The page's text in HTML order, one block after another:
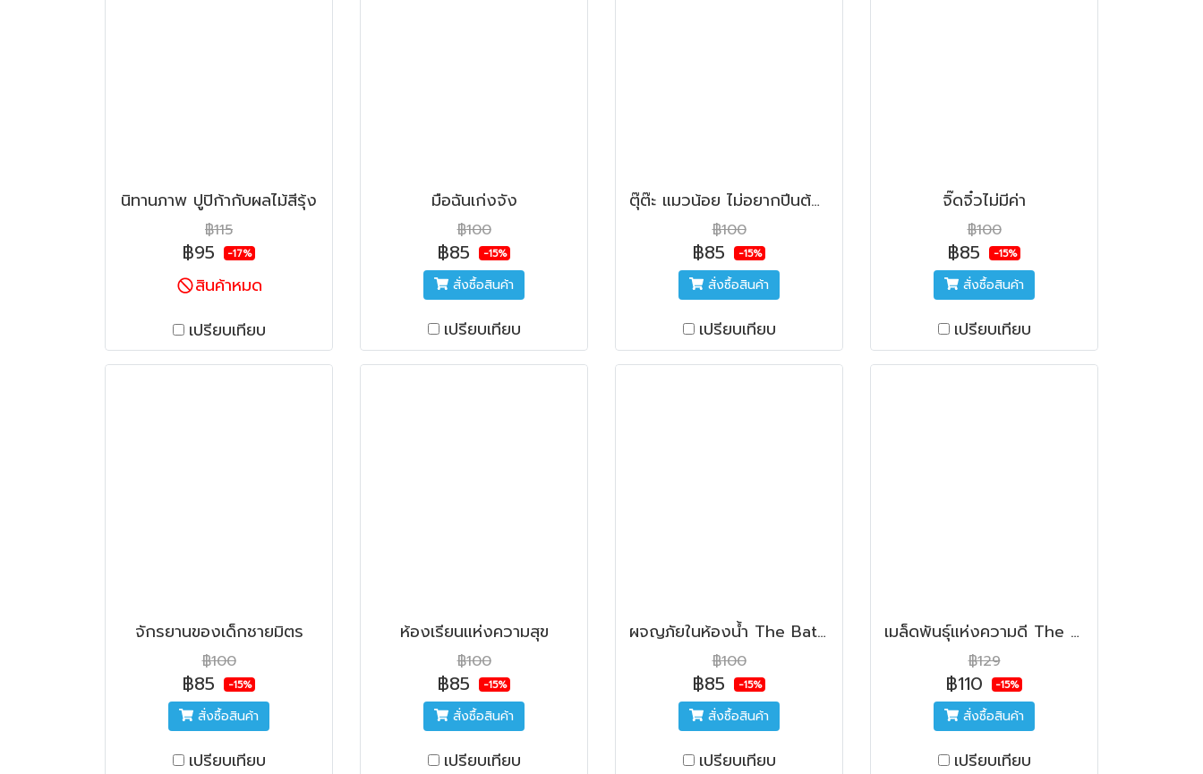
นิทานภาพ ปูปิก้ากับผลไม้สีรุ้ง
฿115
฿95 -17%
สินค้าหมด
เปรียบเทียบ
มือฉันเก่งจัง
฿100
฿85 -15%
สั่งซื้อสินค้า
เปรียบเทียบ
ตุ๊ต๊ะ แมวน้อย ไม่อยากปีนต้นไม้ (ปกอ่อน)
฿100
฿85 -15%
สั่งซื้อสินค้า
เปรียบเทียบ
จิ๊ดจิ๋วไม่มีค่า
฿100
฿85 -15%
สั่งซื้อสินค้า
เปรียบเทียบ
จักรยานของเด็กชายมิตร
฿100
฿85 -15%
สั่งซื้อสินค้า
เปรียบเทียบ
ห้องเรียนแห่งความสุข
฿100
฿85 -15%
สั่งซื้อสินค้า
เปรียบเทียบ
ผจญภัยในห้องน้ำ The Bathroom Adventure
฿100
฿85 -15%
สั่งซื้อสินค้า
เปรียบเทียบ
เมล็ดพันธุ์แห่งความดี The Seeds Of Virtue
฿129
฿110 -15%
สั่งซื้อสินค้า
เปรียบเทียบ